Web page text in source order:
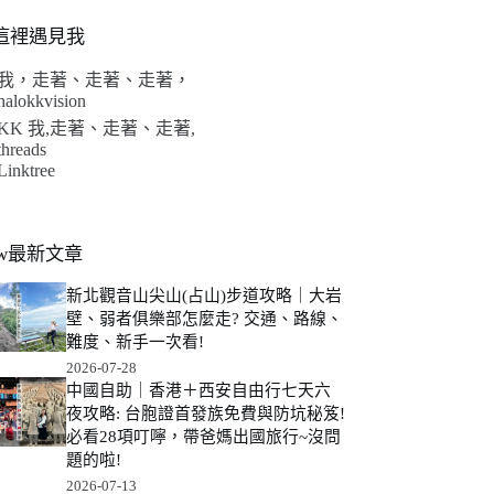
裡遇見我
，走著、走著、走著，
我,走著、走著、走著,
最新文章
新北觀音山尖山(占山)步道攻略｜大岩
壁、弱者俱樂部怎麼走? 交通、路線、
難度、新手一次看!
2026-07-28
中國自助｜香港＋西安自由行七天六
夜攻略: 台胞證首發族免費與防坑秘笈!
必看28項叮嚀，帶爸媽出國旅行~沒問
題的啦!
2026-07-13